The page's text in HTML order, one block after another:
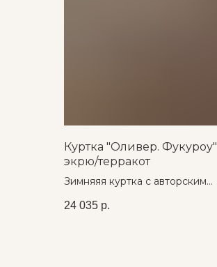
Куртка "Оливер. Фукуроу"
экрю/терракот
Зимняяя куртка с авторским
24 035 р.